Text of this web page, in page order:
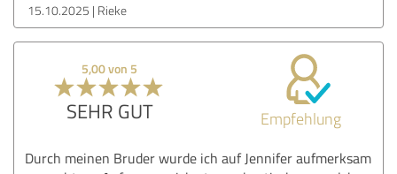
15.10.2025 Rieke
5,00 von 5
SEHR GUT Empfehlung
Durch meinen Bruder wurde ich auf Jennifer aufmerksam